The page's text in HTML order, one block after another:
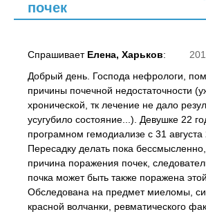
почек
Спрашивает Елена, Харьков:
Добрый день. Господа нефрологи,
причины почечной недостаточности
хронической, тк лечение не дало
усугубило состояние...). Девушке 22
програмном гемодиализе с 31 августа
Пересадку делать пока
причина поражения почек,
почка может быть также поражена
Обследована на предмет миеломы,
красной волчанки, ревматического